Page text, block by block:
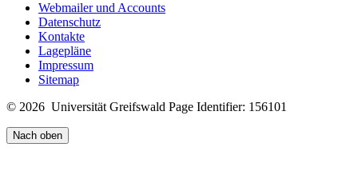
Webmailer und Accounts
Datenschutz
Kontakte
Lagepläne
Impressum
Sitemap
© 2026 Universität Greifswald Page Identifier: 156101
Nach oben